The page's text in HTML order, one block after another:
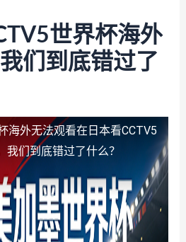
世界杯海外
们到底错过了
海外无法观看在日本看CCTV5
们到底错过了什么？